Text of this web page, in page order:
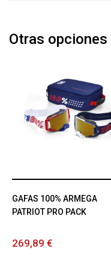
Otras
GAFAS 100% ARMEGA
PATRIOT PRO PACK
269,89 €